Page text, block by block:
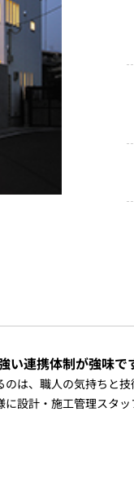
連携体制が強味で
は、職人の気持ちと技
設計・施工管理スタ